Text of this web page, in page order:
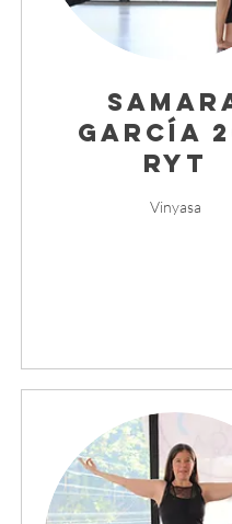
García
RYT
Vinyasa